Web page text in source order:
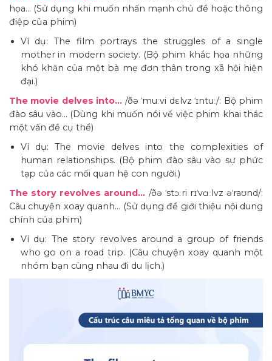
họa… (Sử dụng khi muốn nhấn mạnh chủ đề hoặc thông
điệp của phim)
Ví dụ: The film portrays the struggles of a single
mother in modern society. (Bộ phim khắc họa những
khó khăn của một bà mẹ đơn thân trong xã hội hiện
đại.)
The movie delves into… /ðə ˈmuːvi dɛlvz ˈɪntuː/: Bộ phim
đào sâu vào… (Dùng khi muốn nói về việc phim khai thác
một vấn đề cụ thể)
Ví dụ: The movie delves into the complexities of
human relationships. (Bộ phim đào sâu vào sự phức
tạp của các mối quan hệ con người.)
The story revolves around… /ðə ˈstɔːri rɪˈvɑːlvz əˈraʊnd/:
Câu chuyện xoay quanh… (Sử dụng để giới thiệu nội dung
chính của phim)
Ví dụ: The story revolves around a group of friends
who go on a road trip. (Câu chuyện xoay quanh một
nhóm bạn cùng nhau đi du lịch.)